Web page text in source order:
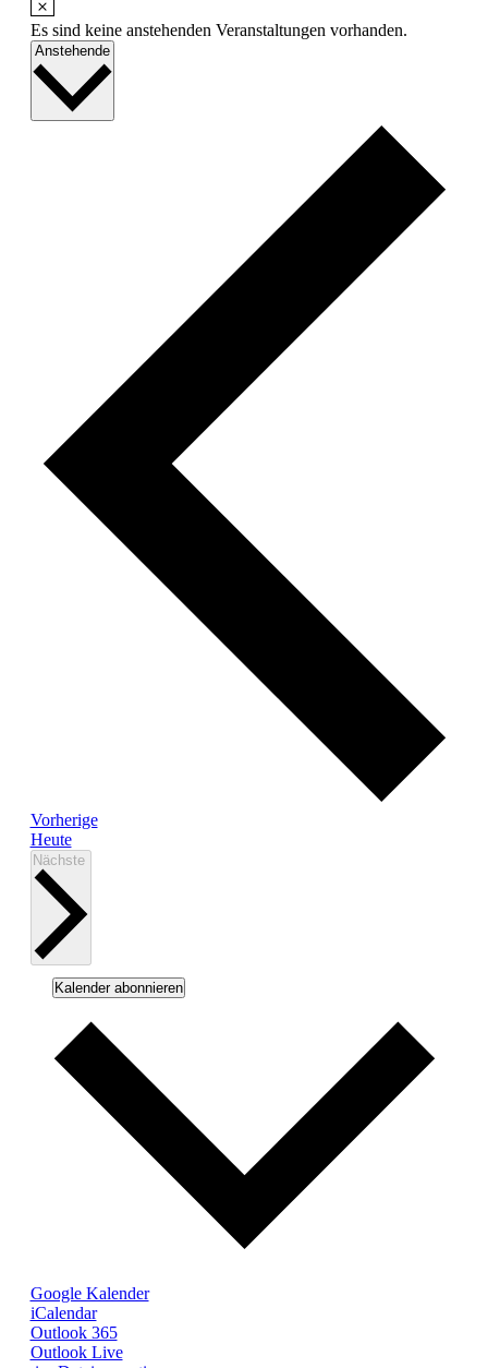
Es sind keine anstehenden Veranstaltungen vorhanden.
Anstehende Datum
VorherigeVeranstaltungen
Heute
Nächste
Kalender abonnieren
Google Kalender
iCalendar
Outlook 365
Outlook Live